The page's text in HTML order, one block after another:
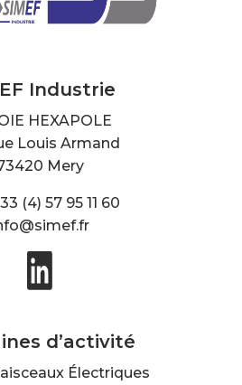
Industrie
HEXAPOLE
Louis Armand
Mery
(4) 57 95 11 60
d’activité
Électriques